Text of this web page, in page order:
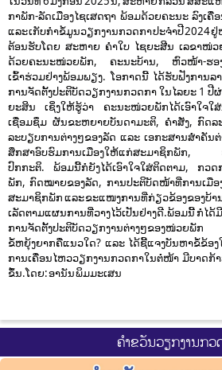
ກາພັກ-ລັດເມືອງໄຊເສດຖາ ພ້ອມດ້ວຍຄະນະ ລົງເ
ແລະ ເກັບກໍາຂໍ້ມູນວຽກງານກວດກາ ປະຈໍາປີ 2024
ຕ້ອນຮັບໂດຍ ສະຫາຍ ຄໍາໃບ ໄຊຍະສີນ ເລຂາໜ່
ດ້ວຍຄະນະໜ່ວຍພັກ, ຄະນະບ້ານ, ຫົວໜ້າ-ຮອ
ເຂົ້າຮ່ວມຢ່າງພ້ອມພຽງ. ໂອກາດນີ້ ໄດ້ຮັບຟັງການ
ການຈັດຕັ້ງປະຕິບັດວຽກງານກວດກາ ໃນໄລຍະ 1 ປີ
ຍະສິນ ເຊິ່ງໃຫ້ຮູ້ວ່າ ຄະນະໜ່ວຍພັກໄດ້ເອົາໃຈໃ
ເຊື່ອມຊຶມ ຜັນຂະຫຍາຍບັນດາມະຕິ, ຄໍາສັ່ງ, ກົດ
ລະບຽບການຕ່າງໆຂອງລັດ ແລະ ເອກະສານສໍາຄັນ
ສຶກສາອົບຮົມການເມືອງໃຫ້ແກ່ສະມາຊິກພັກ, ປ
ປົກກະຕິ. ພ້ອມນີ້ກໍຍັງໄດ້ເອົາໃຈໃສ່ຕິດຕາມ, ກວດ
ພັກ, ກົດໝາຍຂອງລັດ, ການປະຕິບັດໜ້າທີ່ການເມື
ສະມາຊິກພັກ ແລະ ຂະແໜງການທີ່ກ່ຽວຂ້ອງຂອງບ້
ເລັດຕາມແຜນການທີ່ວາງໄວ້ເປັນຢ່າງດີ.ພ້ອມນີ້ ກໍ່ໄ
ການຈັດຕັ້ງປະຕິບັດວຽກງານຕ່າງໆຂອງໜ່ວຍພັກ
ຂໍ້ຫຍຸ້ງຍາກຄືແນວໃດ? ແລະ ໄດ້ຊີ້ແຈງບັນຫາຂໍ້ຂ້ອງ
ການເຄື່ອນໄຫວວຽກງານກວດກາໃນຕໍ່ໜ້າ ມີບາດກ້
ຂຶ້ນ.ໂດຍ: ອານັນ ພິມມະເສນ
ຄຳຂວັນວຽກງານກວ